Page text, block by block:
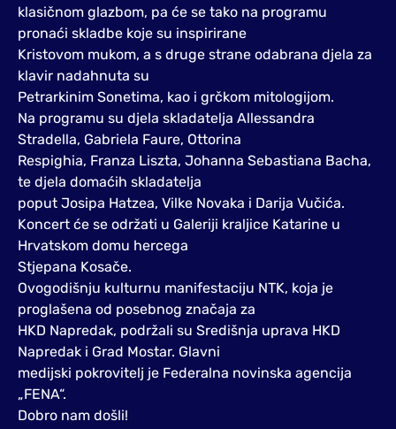
klasičnom glazbom, pa će se tako na programu
pronaći skladbe koje su inspirirane
Kristovom mukom, a s druge strane odabrana djela za
klavir nadahnuta su
Petrarkinim Sonetima, kao i grčkom mitologijom.
Na programu su djela skladatelja Allessandra
Stradella, Gabriela Faure, Ottorina
Respighia, Franza Liszta, Johanna Sebastiana Bacha,
te djela domaćih skladatelja
poput Josipa Hatzea, Vilke Novaka i Darija Vučića.
Koncert će se održati u Galeriji kraljice Katarine u
Hrvatskom domu hercega
Stjepana Kosače.
Ovogodišnju kulturnu manifestaciju NTK, koja je
proglašena od posebnog značaja za
HKD Napredak, podržali su Središnja uprava HKD
Napredak i Grad Mostar. Glavni
medijski pokrovitelj je Federalna novinska agencija
„FENA“.
Dobro nam došli!